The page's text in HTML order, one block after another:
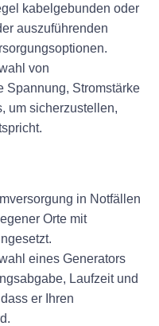
kabelgebunden oder
auszuführenden
von
Spannung, Stromstärke
um sicherzustellen,
in Notfällen
Orte mit
eines Generators
Laufzeit und
er Ihren